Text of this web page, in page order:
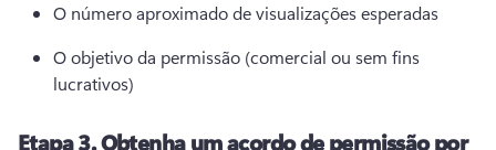
O número aproximado de visualizações esperadas
O objetivo da permissão (comercial ou sem fins
lucrativos)
Etapa 3.Obtenha um acordo de permissão por